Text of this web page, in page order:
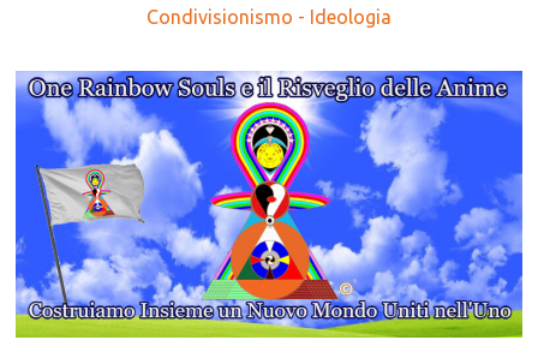
Condivisionismo - Ideologia